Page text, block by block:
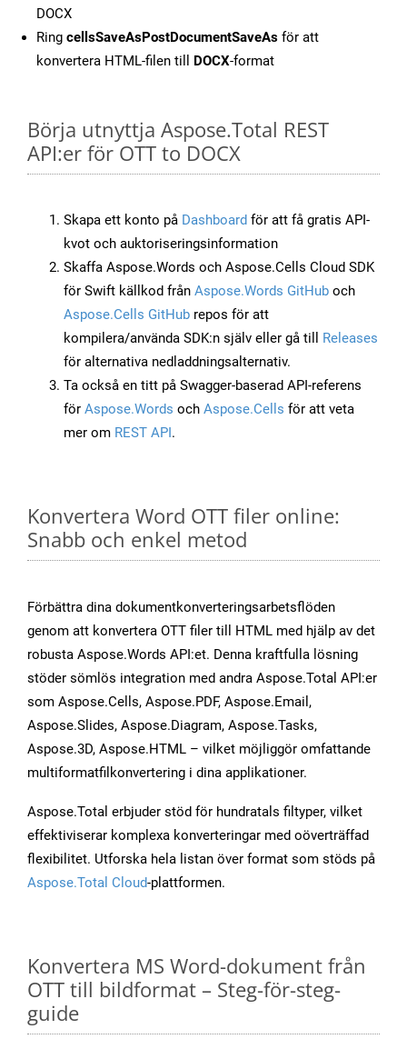
DOCX
Ring cellsSaveAsPostDocumentSaveAs för att
konvertera HTML-filen till DOCX-format
Börja utnyttja Aspose.Total REST
API:er för OTT to DOCX
Skapa ett konto på Dashboard för att få gratis API-
kvot och auktoriseringsinformation
Skaffa Aspose.Words och Aspose.Cells Cloud SDK
för Swift källkod från Aspose.Words GitHub och
Aspose.Cells GitHub repos för att
kompilera/använda SDK:n själv eller gå till Releases
för alternativa nedladdningsalternativ.
Ta också en titt på Swagger-baserad API-referens
för Aspose.Words och Aspose.Cells för att veta
mer om REST API.
Konvertera Word OTT filer online:
Snabb och enkel metod
Förbättra dina dokumentkonverteringsarbetsflöden
genom att konvertera OTT filer till HTML med hjälp av det
robusta Aspose.Words API:et. Denna kraftfulla lösning
stöder sömlös integration med andra Aspose.Total API:er
som Aspose.Cells, Aspose.PDF, Aspose.Email,
Aspose.Slides, Aspose.Diagram, Aspose.Tasks,
Aspose.3D, Aspose.HTML – vilket möjliggör omfattande
multiformatfilkonvertering i dina applikationer.
Aspose.Total erbjuder stöd för hundratals filtyper, vilket
effektiviserar komplexa konverteringar med oöverträffad
flexibilitet. Utforska hela listan över format som stöds på
Aspose.Total Cloud-plattformen.
Konvertera MS Word-dokument från
OTT till bildformat – Steg-för-steg-
guide